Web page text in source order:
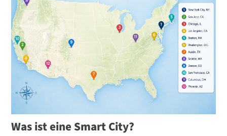
Was ist eine Smart City?